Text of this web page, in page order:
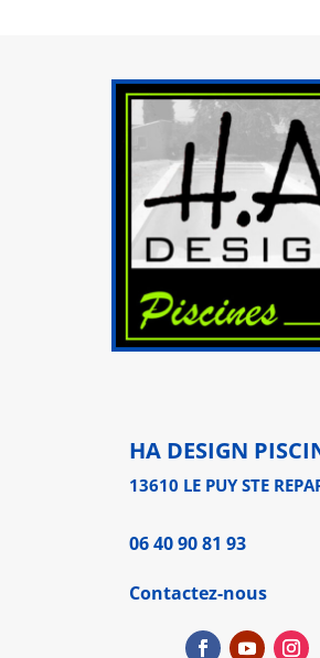
HA DESIGN
13610 LE PUY STE
06 40 90 81 93
Contactez-nous